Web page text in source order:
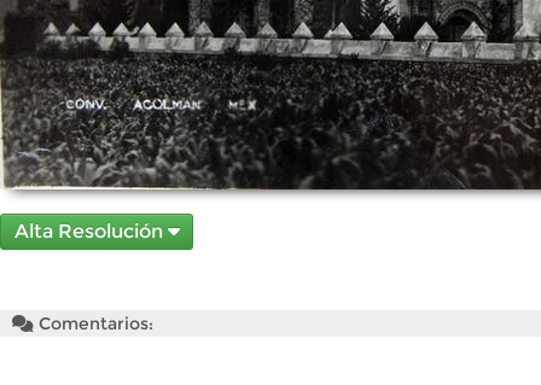
Alta Resolución
Comentarios: